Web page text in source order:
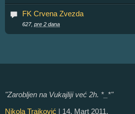
FK Crvena Zvezda
627, pre 2 dana
"Zarobljen na Vukajliji već 2h. *_*"
Nikola Trajković | 14. Mart 2011.